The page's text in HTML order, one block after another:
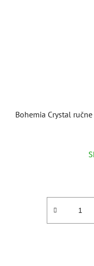
Bohemia Crystal